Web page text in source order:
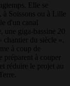
Elle se
à Soissons ou à Lille
d'un canal
une giga-bassine 20
du siècle ».
à coup de
préparent à couper
réduire le projet au